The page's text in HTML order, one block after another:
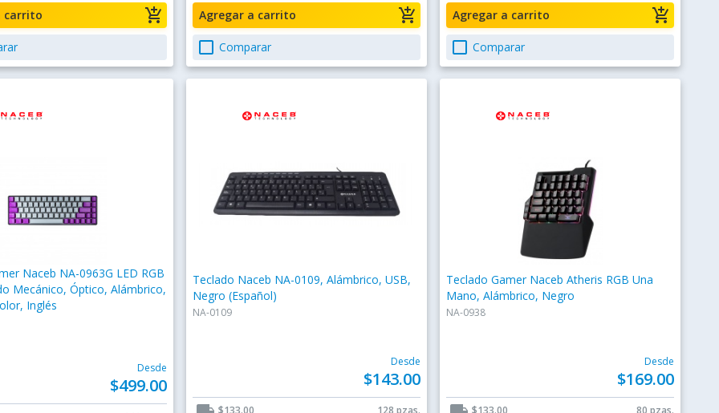
add_shopping_cart
carrito add_shopping_cart
Agregar a carrito
check_box_outline_blank Comparar
add_shopping_cart
Agregar a carrito
check_box_outline_blank Comparar
Naceb NA-0963G LED RGB
Mecánico, Óptico, Alámbrico,
Inglés
Desde
$499.00
Teclado Naceb NA-0109, Alámbrico, USB,
Negro (Español)
NA-0109
Desde
$143.00
Teclado Gamer Naceb Atheris RGB Una
Mano, Alámbrico, Negro
NA-0938
Desde
$169.00